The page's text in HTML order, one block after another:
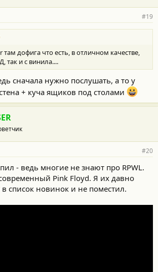
#19
дофига что есть, в отличном качестве,
так и с винила....
сначала нужно послушать, а то у
+ куча ящиков под столами
#20
- ведь многие не знают про RPWL.
современный Pink Floyd. Я их давно
список новинок и не поместил.